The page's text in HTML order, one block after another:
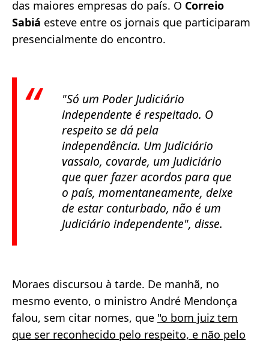
das maiores empresas do país. O Correio
Sabiá esteve entre os jornais que participaram
presencialmente do encontro.
"Só um Poder Judiciário
independente é respeitado. O
respeito se dá pela
independência. Um Judiciário
vassalo, covarde, um Judiciário
que quer fazer acordos para que
o país, momentaneamente, deixe
de estar conturbado, não é um
Judiciário independente", disse.
Moraes discursou à tarde. De manhã, no
mesmo evento, o ministro André Mendonça
falou, sem citar nomes, que "o bom juiz tem
que ser reconhecido pelo respeito, e não pelo